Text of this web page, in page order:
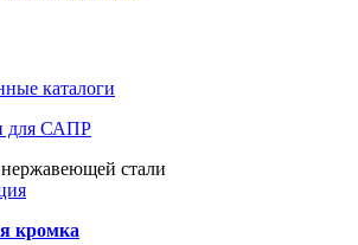
каталоги
для САПР
кромка